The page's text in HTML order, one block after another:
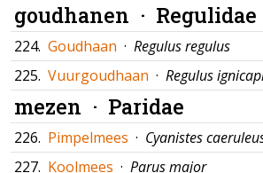
goudhanen · Regulidae
224. Goudhaan · Regulus regulus
225. Vuurgoudhaan · Regulus
mezen · Paridae
226. Pimpelmees · Cyanistes
227. Koolmees · Parus major